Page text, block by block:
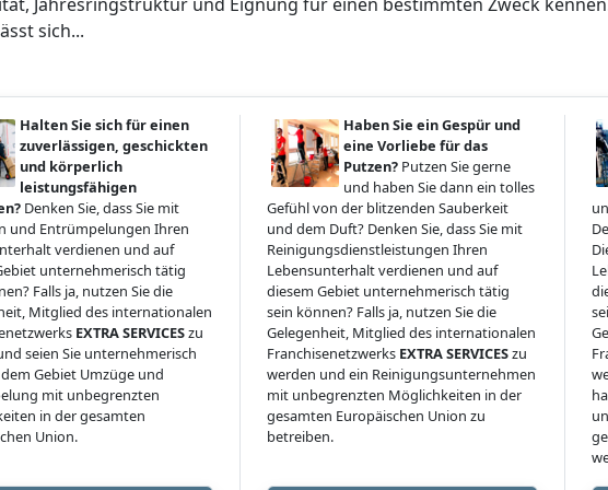
sich...
Halten Sie sich für einen
zuverlässigen, geschickten
und körperlich
leistungsfähigen
Denken Sie, dass Sie mit
und Entrümpelungen Ihren
verdienen und auf
unternehmerisch tätig
Falls ja, nutzen Sie die
Mitglied des internationalen
EXTRA SERVICESzu
seien Sie unternehmerisch
Gebiet Umzüge und
mit unbegrenzten
in der gesamten
Union.
Haben Sie ein Gespür und
eine Vorliebe für das
Putzen? Putzen Sie gerne
und haben Sie dann ein tolles
Gefühl von der blitzenden Sauberkeit
und dem Duft? Denken Sie, dass Sie mit
Reinigungsdienstleistungen Ihren
Lebensunterhalt verdienen und auf
diesem Gebiet unternehmerisch tätig
sein können? Falls ja, nutzen Sie die
Gelegenheit, Mitglied des internationalen
Franchisenetzwerks EXTRA SERVICESzu
werden und ein Reinigungsunternehmen
mit unbegrenzten Möglichkeiten in der
gesamten Europäischen Union zu
betreiben.